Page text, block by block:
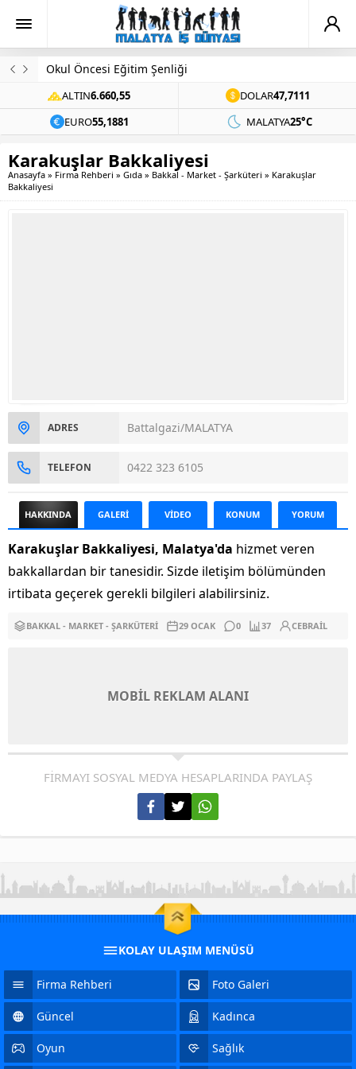
Okul Öncesi Eğitim Şenliği
ALTIN6.660,55 DOLAR47,7111
EURO55,1881 MALATYA25°C
Karakuşlar Bakkaliyesi
Anasayfa » Firma Rehberi » Gıda » Bakkal - Market - Şarküteri » Karakuşlar
Bakkaliyesi
ADRES Battalgazi/MALATYA
TELEFON 0422 323 6105
HAKKINDA GALERİ VİDEO KONUM YORUM
Karakuşlar Bakkaliyesi, Malatya'da hizmet veren
bakkallardan bir tanesidir. Sizde iletişim bölümünden
irtibata geçerek gerekli bilgileri alabilirsiniz.
BAKKAL - MARKET - ŞARKÜTERI 29 OCAK 0 37 CEBRAIL
MOBİL REKLAM ALANI
FİRMAYI SOSYAL MEDYA HESAPLARINDA PAYLAŞ
KOLAY ULAŞIM MENÜSÜ
Firma Rehberi Foto Galeri
Güncel Kadınca
Oyun Sağlık